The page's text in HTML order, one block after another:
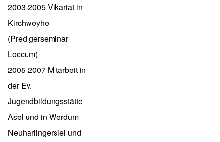
2003-2005 Vikariat in
Kirchweyhe
(Predigerseminar
Loccum)
2005-2007 Mitarbeit in
der Ev.
Jugendbildungsstätte
Asel und in Werdum-
Neuharlingersiel und